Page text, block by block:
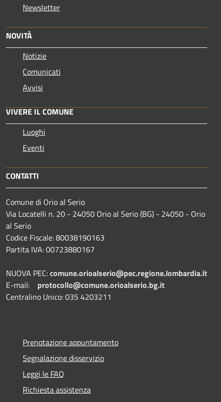
Newsletter
NOVITÀ
Notizie
Comunicati
Avvisi
VIVERE IL COMUNE
Luoghi
Eventi
CONTATTI
Comune di Orio al Serio
Via Locatelli n. 20 - 24050 Orio al Serio (BG) - 24050 - Orio
al Serio
Codice Fiscale: 80038190163
Partita IVA: 00723880167
NUOVA PEC:comune.orioalserio@pec.regione.lombardia.it
E-mail: protocollo@comune.orioalserio.bg.it
Centralino Unico: 035 4203211
Prenotazione appuntamento
Segnalazione disservizio
Leggi le FAQ
Richiesta assistenza